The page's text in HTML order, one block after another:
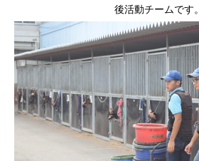
後活動チームです。